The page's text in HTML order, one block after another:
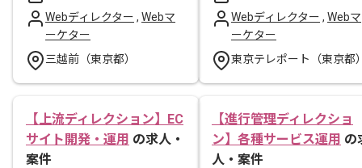
Webディレクター , Webマ
ーケター
三越前（東京都）
Webディレクター , Webマ
ーケター
東京テレポート（東京都
【上流ディレクション】EC
サイト開発・運用 の求人・
案件
【進行管理ディレクショ
ン】各種サービス運用 の
人・案件